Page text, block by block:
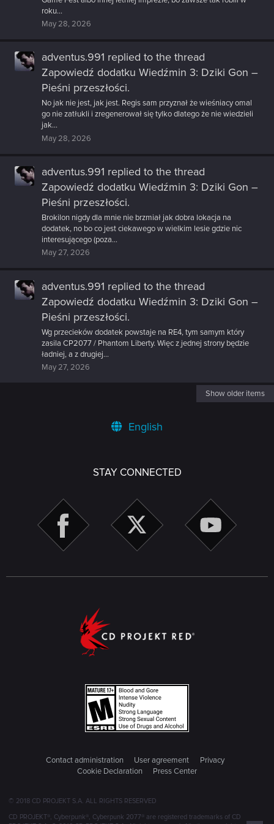
roku...
May 28, 2026
adventus.991 replied to the thread
Zapowiedź dodatku Wiedźmin 3: Dziki Gon –
Pieśni przeszłości.
No jak nie jest, jak jest. Regis sam przyznał że wieśniacy omal
go nie zatłukli i zregenerował się tylko dlatego że nie wiedzieli
jak...
May 28, 2026
adventus.991 replied to the thread
Zapowiedź dodatku Wiedźmin 3: Dziki Gon –
Pieśni przeszłości.
Brokilon nigdy dla mnie nie brzmiał jak dobra lokacja na
dodatek, no bo co jest ciekawego w wielkim lesie gdzie nic
interesującego (poza...
May 27, 2026
adventus.991 replied to the thread
Zapowiedź dodatku Wiedźmin 3: Dziki Gon –
Pieśni przeszłości.
Wg przecieków dodatek powstaje na RE4, tym samym który
zasila CP2077 / Phantom Liberty. Więc z jednej strony będzie
ładniej, a z drugiej...
May 27, 2026
Show older items
English
STAY CONNECTED
Contact administration User agreement
Privacy
Cookie Declaration
Press Center
© 2018 CD PROJEKT S.A. ALL RIGHTS RESERVED
CD PROJEKT®, Cyberpunk®, Cyberpunk 2077® are registered trademarks of CD